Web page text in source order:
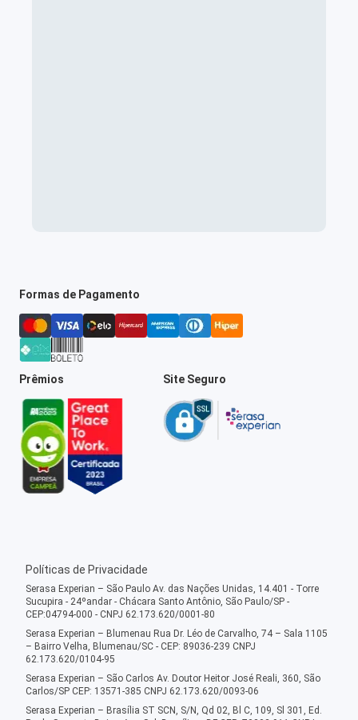
Formas de Pagamento
Prêmios Site Seguro
Políticas de Privacidade
Serasa Experian – São Paulo Av. das Nações Unidas, 14.401 - Torre
Sucupira - 24ºandar - Chácara Santo Antônio, São Paulo/SP -
CEP:04794-000 - CNPJ 62.173.620/0001-80
Serasa Experian – Blumenau Rua Dr. Léo de Carvalho, 74 – Sala 1105
– Bairro Velha, Blumenau/SC - CEP: 89036-239 CNPJ
62.173.620/0104-95
Serasa Experian – São Carlos Av. Doutor Heitor José Reali, 360, São
Carlos/SP CEP: 13571-385 CNPJ 62.173.620/0093-06
Serasa Experian – Brasília ST SCN, S/N, Qd 02, Bl C, 109, Sl 301, Ed.